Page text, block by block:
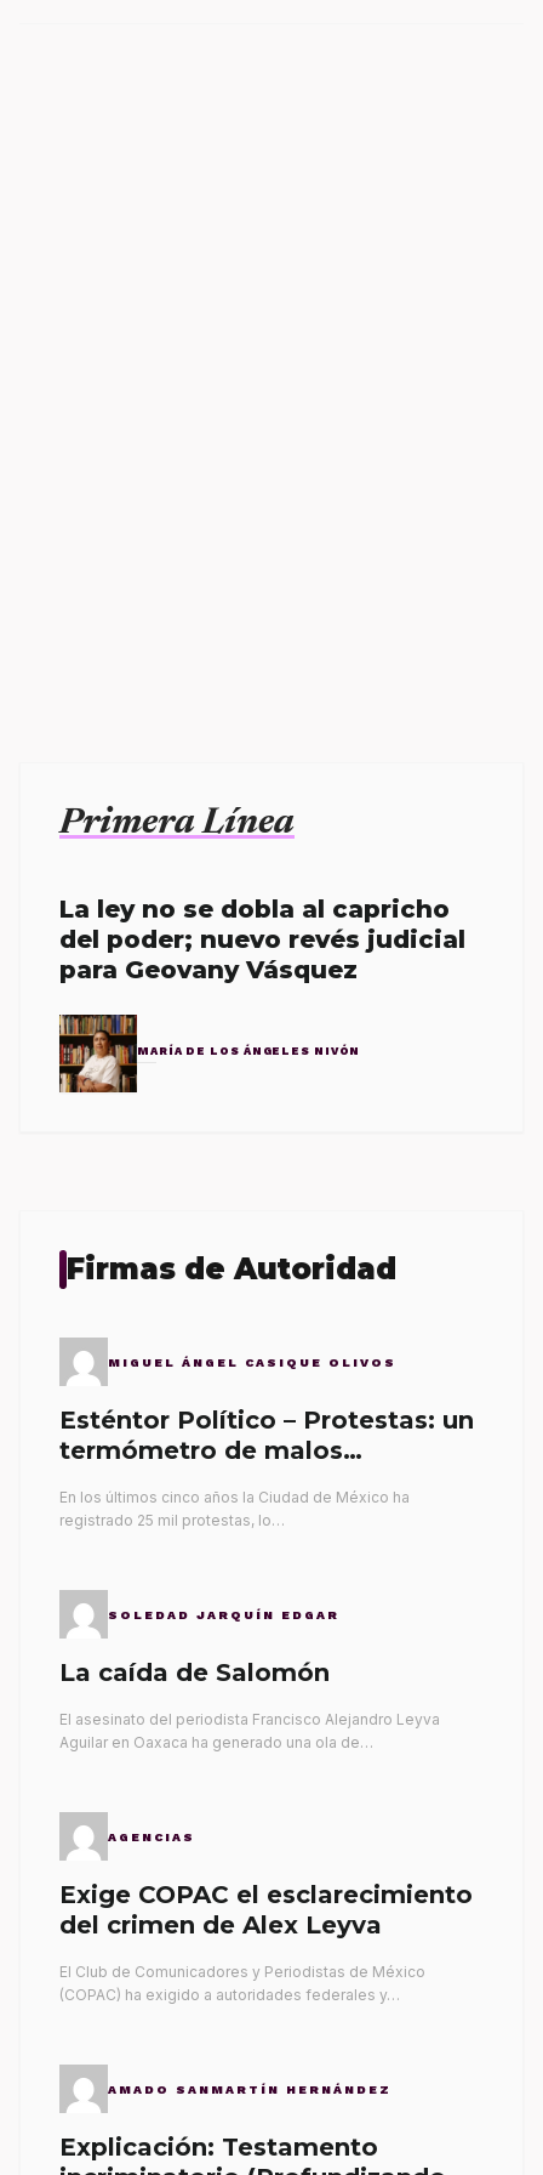
Primera Línea
La ley no se dobla al capricho
del poder; nuevo revés judicial
para Geovany Vásquez
MARÍA DE LOS ÁNGELES NIVÓN
Firmas de Autoridad
MIGUEL ÁNGEL CASIQUE OLIVOS
Esténtor Político – Protestas: un
termómetro de malos
En los últimos cinco años la Ciudad de México ha
registrado 25 mil protestas, lo…
SOLEDAD JARQUÍN EDGAR
La caída de Salomón
El asesinato del periodista Francisco Alejandro Leyva
Aguilar en Oaxaca ha generado una ola de…
AGENCIAS
Exige COPAC el esclarecimiento
del crimen de Alex Leyva
El Club de Comunicadores y Periodistas de México
(COPAC) ha exigido a autoridades federales y…
AMADO SANMARTÍN HERNÁNDEZ
Explicación: Testamento